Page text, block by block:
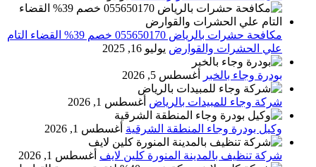
مكافحة حشرات بالرياض 055650170 خصم 39% القضاء التام
علي الحشرات والقوارض يوليو 16, 2025
بودرة وجاء بالخبر أغسطس 5, 2026
شركة وجاء للمبيدات بالرياض أغسطس 1, 2026
وكيل بودرة وجاء المنطقة الشرقية أغسطس 1, 2026
شركة تنظيف بالمدينة المنورة كلين لايف أغسطس 1, 2026